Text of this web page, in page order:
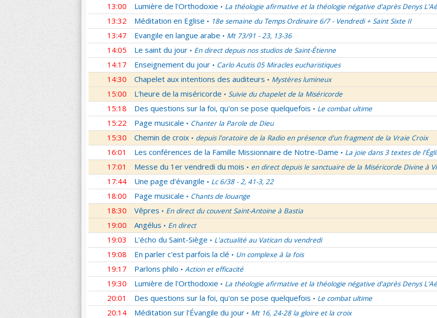
13:00
Lumière de l'Orthodoxie • La théologie afirmative et la théologie négative d'après Denys
13:32 Méditation en Eglise • 18e semaine du Temps Ordinaire 6/7 - Vendredi + Saint Sixte II
13:47 Evangile en langue arabe • Mt 73/91 - 23, 13-36
14:05 Le saint du jour • En direct depuis nos studios de Saint-Étienne
14:17 Enseignement du jour • Carlo Acutis 05 Miracles eucharistiques
14:30 Chapelet aux intentions des auditeurs • Mystères lumineux
15:00 L'heure de la miséricorde • Suivie du chapelet de la Miséricorde
15:18 Des questions sur la foi, qu'on se pose quelquefois • Le combat ultime
15:22 Page musicale • Chanter la Parole de Dieu
15:30 Chemin de croix • depuis l'oratoire de la Radio en présence d'un fragment de la Vraie Croix
16:01 Les conférences de la Famille Missionnaire de Notre-Dame • La joie dans 3 textes de
17:01 Messe du 1er vendredi du mois • en direct depuis le sanctuaire de la Miséricorde Divine à
17:44 Une page d'évangile • Lc 6/38 - 2, 41-3, 22
18:00 Page musicale • Chants de louange
18:30 Vêpres • En direct du couvent Saint-Antoine à Bastia
19:00 Angélus • En direct
19:03 L'écho du Saint-Siège • L'actualité au Vatican du vendredi
19:08 En parler c'est parfois la clé • Un complexe à la fois
19:17 Parlons philo • Action et efficacité
19:30 Lumière de l'Orthodoxie • La théologie afirmative et la théologie négative d'après Denys
20:01 Des questions sur la foi, qu'on se pose quelquefois • Le combat ultime
20:14 Méditation sur l'Évangile du jour • Mt 16, 24-28 la gloire et la croix